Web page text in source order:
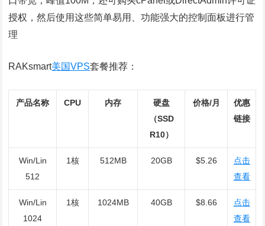
授权，然后使用这些简单易用、功能强大的控制面板进行管
理
RAKsmart美国VPS套餐推荐：
产品名称 CPU 内存
硬盘
（SSD
R10）
价格/月
优惠
链接
Win/Lin
512
1核 512MB 20GB $5.26
点击
查看
Win/Lin
1024
1核 1024MB 40GB $8.66
点击
查看